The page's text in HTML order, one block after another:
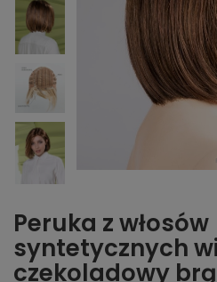
Peruka z włosów
syntetycznych
czekoladowy